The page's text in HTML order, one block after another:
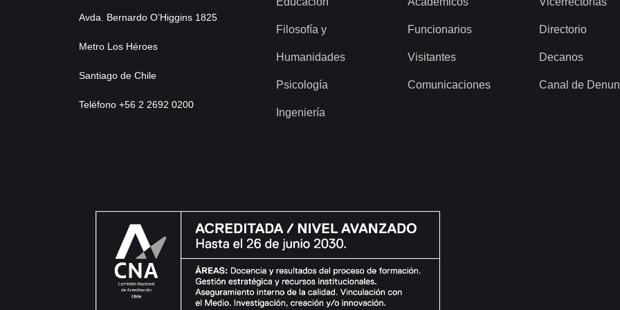
Avda. Bernardo O’Higgins 1825
Metro Los Héroes
Santiago de Chile
Teléfono +56 2 2692 0200
Filosofía y
Humanidades
Psicología
Ingeniería
Funcionarios
Visitantes
Comunicaciones
Directorio
Decanos
Canal de